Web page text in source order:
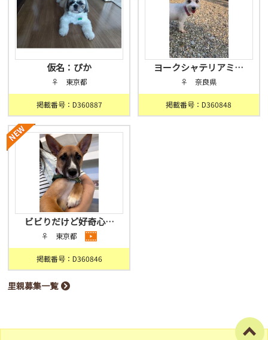
仮名：ぴか
♀ 東京都
掲載番号：D360887
ヨークシャテリアミ…
♀ 奈良県
掲載番号：D360848
ビビりだけど好奇心…
♀ 東京都
掲載番号：D360846
里親募集一覧